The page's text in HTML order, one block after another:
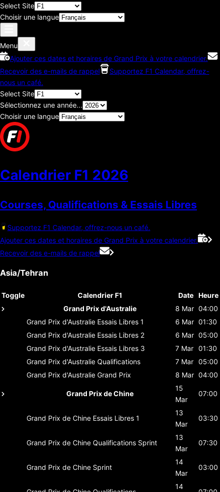
Select Site
Choisir une langue
Menu
Ajouter ces dates et horaires de Grand Prix à votre calendrier.
Recevoir des e-mails de rappel
Supportez F1 Calendar, offrez-
nous un café.
Select Site
Sélectionnez une année...
Choisir une langue
Calendrier F1 2026
Courses, Qualifications & Essais Libres
Supportez F1 Calendar, offrez-nous un café.
Ajouter ces dates et horaires de Grand Prix à votre calendrier.
Recevoir des e-mails de rappel
Asia/Tehran
Toggle Calendrier F1 Date Heure
Grand Prix d'Australie
8 Mar 04:00
Grand Prix d'Australie Essais Libres 1 6 Mar 01:30
Grand Prix d'Australie Essais Libres 2 6 Mar 05:00
Grand Prix d'Australie Essais Libres 3 7 Mar 01:30
Grand Prix d'Australie Qualifications 7 Mar 05:00
Grand Prix d'Australie Grand Prix 8 Mar 04:00
Grand Prix de Chine
15
Mar
07:00
Grand Prix de Chine Essais Libres 1
13
Mar
03:30
Grand Prix de Chine Qualifications Sprint
13
Mar
07:30
Grand Prix de Chine Sprint
14
Mar
03:00
14